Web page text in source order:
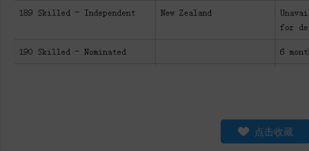
点击收藏